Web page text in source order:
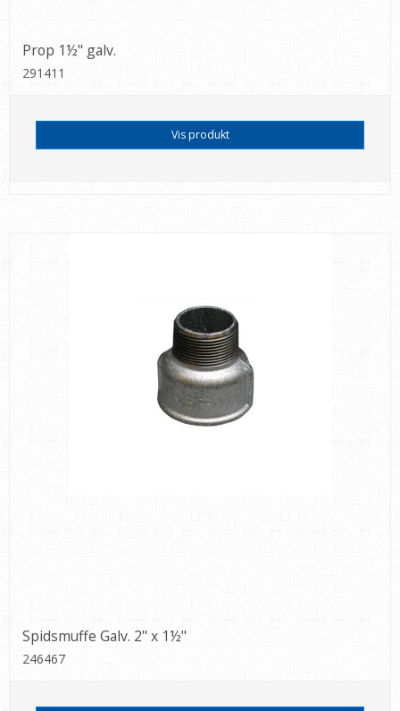
Prop 1½" galv.
291411
Vis produkt
Spidsmuffe Galv. 2" x 1½"
246467